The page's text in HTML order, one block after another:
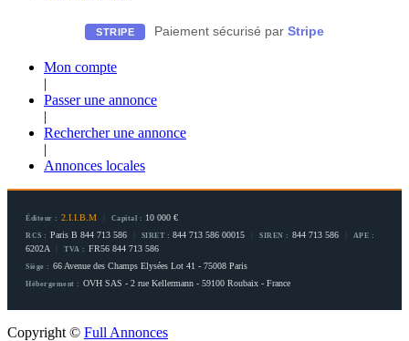
STRIPE Paiement sécurisé par Stripe
Mon compte
|
Passer une annonce
|
Rechercher une annonce
|
Annonces locales
Éditeur : 2.I.I.B.M Capital : 10 000 €
RCS : Paris B 844 713 586 SIRET : 844 713 586 00015 SIREN : 844 713 586 APE :
6202A TVA : FR56 844 713 586
Siège : 66 Avenue des Champs Elysées Lot 41 - 75008 Paris
Hébergement : OVH SAS - 2 rue Kellermann - 59100 Roubaix - France
Copyright © Full Annonces